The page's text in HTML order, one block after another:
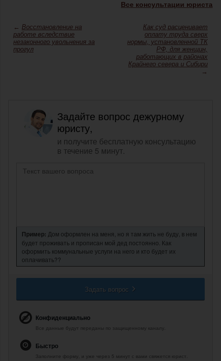
Все консультации юриста
← Восстановление на
работе вследствие
незаконного увольнения за
прогул
Как суд расценивает
оплату труда сверх
нормы, установленной ТК
РФ, для женщин,
работающих в районах
Крайнего севера и Сибири
→
Задайте вопрос дежурному
юристу,
и получите бесплатную консультацию
в течение 5 минут.
Пример: Дом оформлен на меня, но я там жить не буду, в нем
будет проживать и прописан мой дед постоянно. Как
оформить коммунальные услуги на него и кто будет их
оплачивать??
Задать вопрос
Конфиденциально
Все данные будут переданы по защищенному каналу.
Быстро
Заполните форму, и уже через 5 минут с вами свяжется юрист.